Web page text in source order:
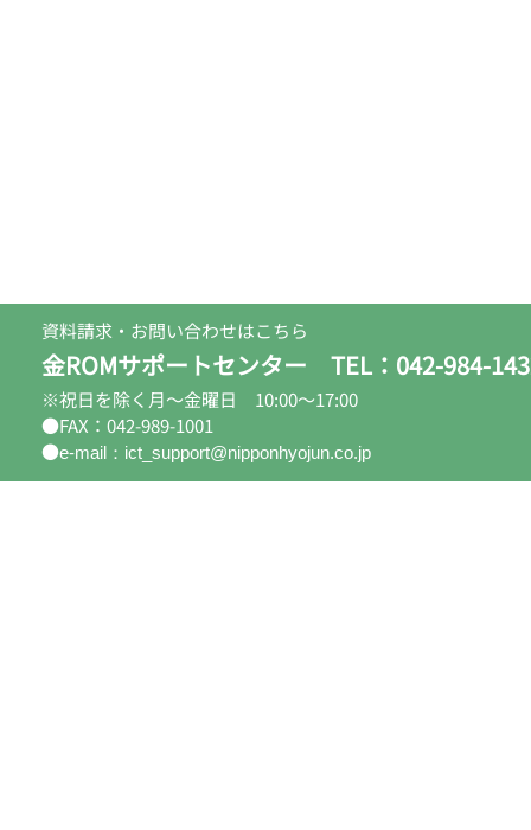
資料請求・お問い合わせはこちら
金ROMサポートセンター TEL：042-984-
※祝日を除く月～金曜日 10:00～17:00
●FAX：042-989-1001
●e-mail：ict_support@nipponhyojun.co.jp